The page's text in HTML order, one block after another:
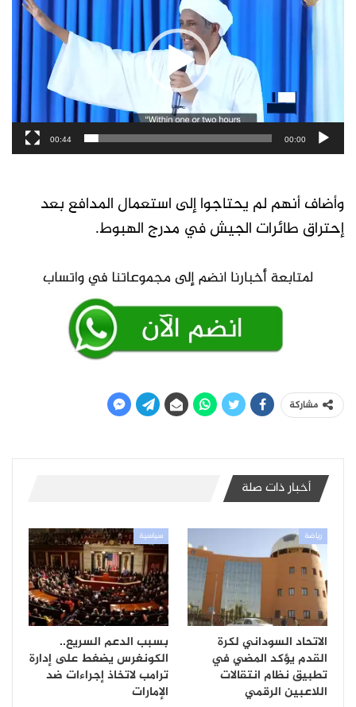
00:00
00:44
وأضاف أنهم لم يحتاجوا إلى استعمال المدافع بعد
إحتراق طائرات الجيش في مدرج الهبوط.
مشاركة
أخبار ذات صلة
رياضة
الاتحاد السوداني لكرة
القدم يؤكد المضي في
تطبيق نظام انتقالات
اللاعبين الرقمي
سياسية
بسبب الدعم السريع..
الكونغرس يضغط على إدارة
ترامب لاتخاذ إجراءات ضد
الإمارات